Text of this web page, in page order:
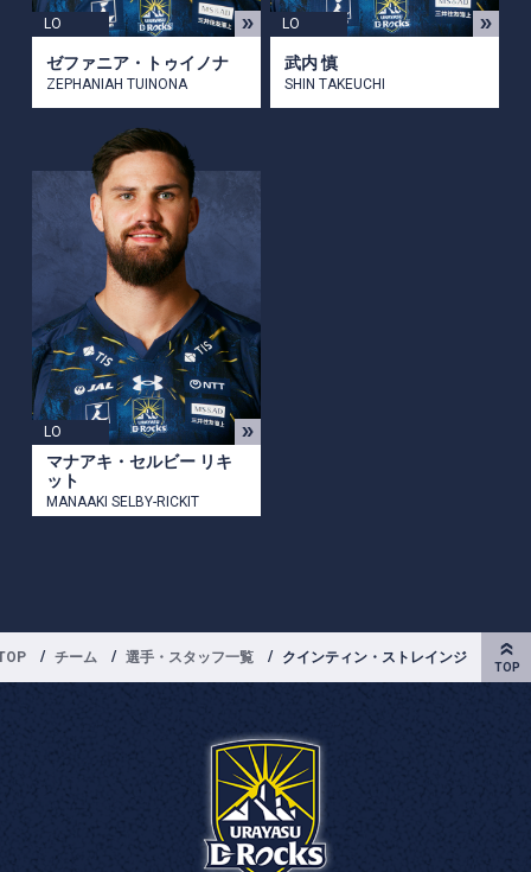
LO
ゼファニア・トゥイノナ
ZEPHANIAH TUINONA
LO
武内 慎
SHIN TAKEUCHI
LO
マナアキ・セルビー リキ
ット
MANAAKI SELBY-RICKIT
チーム 選手・スタッフ一覧 クインティン・ストレインジ